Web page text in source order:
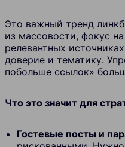
Это важный тренд
из массовости, фокус
релевантных
доверие и тематику.
побольше ссылок»
Что это значит для
Гостевые посты и